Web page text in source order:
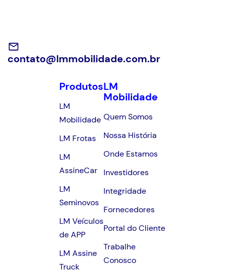
contato@lmmobilidade.com.br
Produtos
LM
Mobilidade
LM Frotas
LM
AssineCar
LM
Seminovos
LM Veículos
de APP
LM Assine
Truck
LM
Mobilidade
Quem Somos
Nossa História
Onde Estamos
Investidores
Integridade
Fornecedores
Portal do Cliente
Trabalhe
Conosco